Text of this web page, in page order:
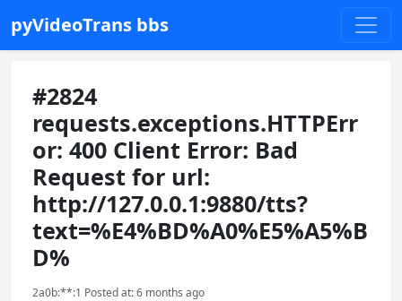
pyVideoTrans bbs
#2824
requests.exceptions.HTTPErr
or: 400 Client Error: Bad
Request for url:
http://127.0.0.1:9880/tts?
text=%E4%BD%A0%E5%A5%B
D%
2a0b:**:1 Posted at: 6 months ago